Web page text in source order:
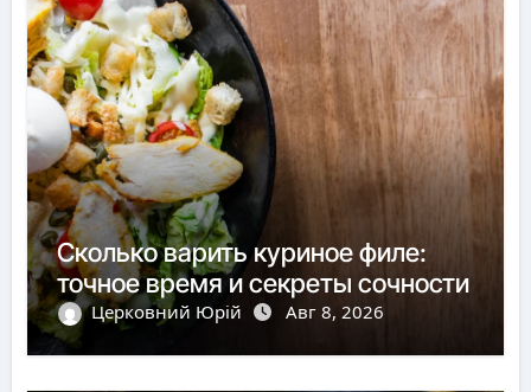
Сколько варить куриное филе:
точное время и секреты сочности
Церковний Юрій Авг 8, 2026